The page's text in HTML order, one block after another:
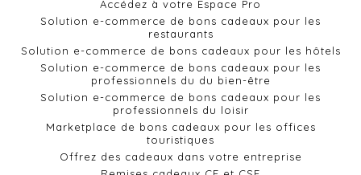
Accédez à votre Espace Pro
Solution e-commerce de bons cadeaux pour les
restaurants
Solution e-commerce de bons cadeaux pour les hôtels
Solution e-commerce de bons cadeaux pour les
professionnels du du bien-être
Solution e-commerce de bons cadeaux pour les
professionnels du loisir
Marketplace de bons cadeaux pour les offices
touristiques
Offrez des cadeaux dans votre entreprise